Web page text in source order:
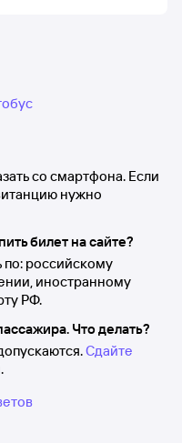
со смартфона. Если
нужно
билет на сайте?
по: российскому
иностранному
РФ.
Что делать?
Сдайте